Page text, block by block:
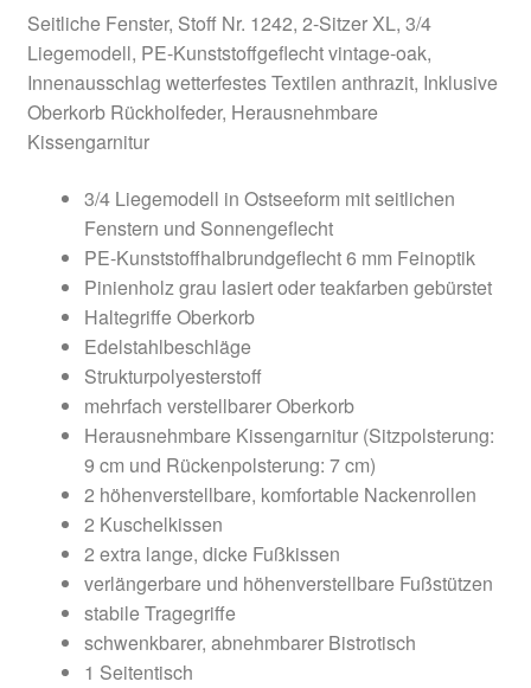
Seitliche Fenster, Stoff Nr. 1242, 2-Sitzer XL, 3/4
Liegemodell, PE-Kunststoffgeflecht vintage-oak,
Innenausschlag wetterfestes Textilen anthrazit, Inklusive
Oberkorb Rückholfeder, Herausnehmbare
Kissengarnitur
3/4 Liegemodell in Ostseeform mit seitlichen
Fenstern und Sonnengeflecht
PE-Kunststoffhalbrundgeflecht 6 mm Feinoptik
Pinienholz grau lasiert oder teakfarben gebürstet
Haltegriffe Oberkorb
Edelstahlbeschläge
Strukturpolyesterstoff
mehrfach verstellbarer Oberkorb
Herausnehmbare Kissengarnitur (Sitzpolsterung:
9 cm und Rückenpolsterung: 7 cm)
2 höhenverstellbare, komfortable Nackenrollen
2 Kuschelkissen
2 extra lange, dicke Fußkissen
verlängerbare und höhenverstellbare Fußstützen
stabile Tragegriffe
schwenkbarer, abnehmbarer Bistrotisch
1 Seitentisch